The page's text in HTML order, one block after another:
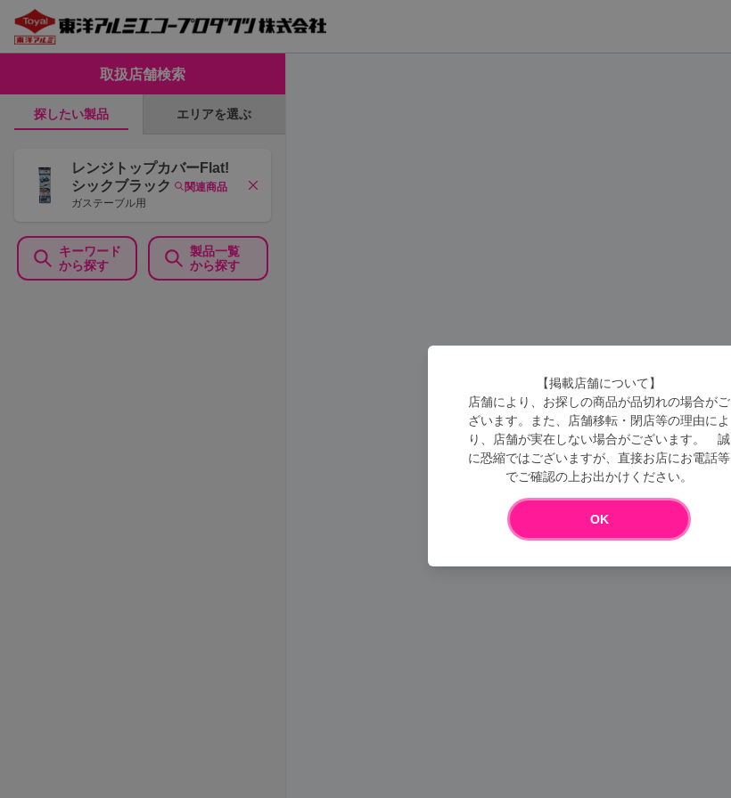
取扱店舗検索
探したい製品 エリアを選ぶ
レンジトップカバーFlat!
シックブラック
関連商品
ガステーブル用
キーワード
から探す
製品一覧
から探す
【掲載店舗について】
店舗により、お探しの商品が品切れの場合がご
ざいます。また、店舗移転・閉店等の理由によ
り、店舗が実在しない場合がございます。 誠
に恐縮ではございますが、直接お店にお電話等
でご確認の上お出かけください。
OK